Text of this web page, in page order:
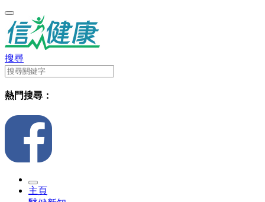
搜尋
熱門搜尋：
主頁